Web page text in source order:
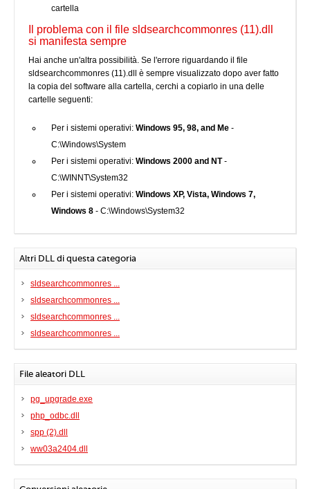
cartella
Il problema con il file sldsearchcommonres (11).dll
si manifesta sempre
Hai anche un'altra possibilità. Se l'errore riguardando il file
sldsearchcommonres (11).dll è sempre visualizzato dopo aver fatto
la copia del software alla cartella, cerchi a copiarlo in una delle
cartelle seguenti:
Per i sistemi operativi: Windows 95, 98, and Me -
C:\Windows\System
Per i sistemi operativi: Windows 2000 and NT-
C:\WINNT\System32
Per i sistemi operativi: Windows XP, Vista, Windows 7,
Windows 8 - C:\Windows\System32
Altri DLL di questa categoria
sldsearchcommonres ...
sldsearchcommonres ...
sldsearchcommonres ...
sldsearchcommonres ...
File aleatori DLL
pg_upgrade.exe
php_odbc.dll
spp (2).dll
ww03a2404.dll